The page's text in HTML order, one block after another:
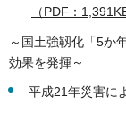
（PDF：
～国土強靱化「5か
効果を発揮～
平成21年災害に